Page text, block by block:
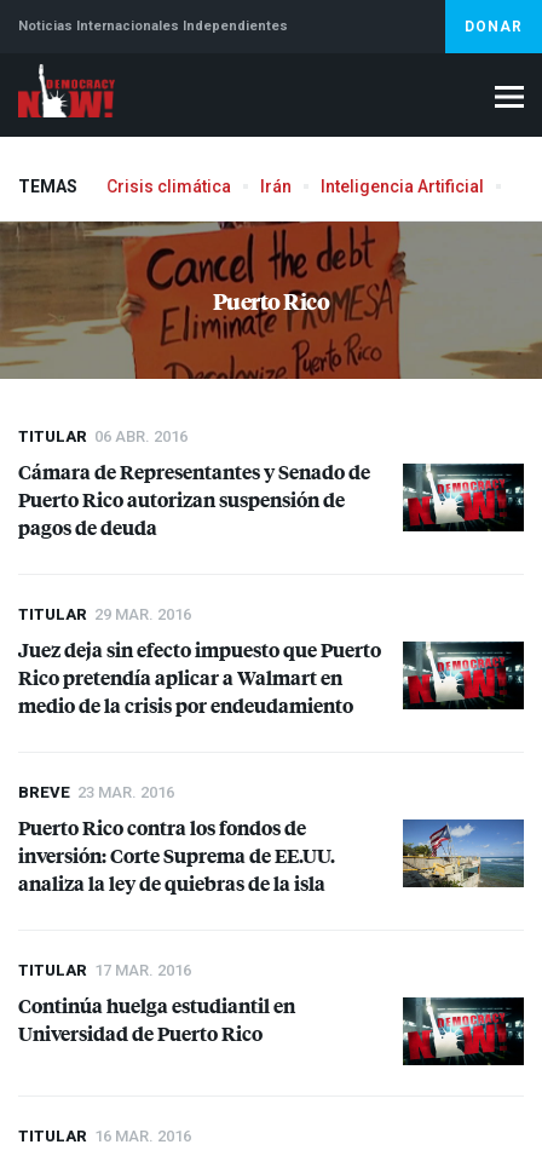
Noticias Internacionales Independientes DONAR
TEMAS Crisis climática Irán Inteligencia Artificial
Puerto Rico
TITULAR 06 ABR. 2016
Cámara de Representantes y Senado de
Puerto Rico autorizan suspensión de
pagos de deuda
TITULAR 29 MAR. 2016
Juez deja sin efecto impuesto que Puerto
Rico pretendía aplicar a Walmart en
medio de la crisis por endeudamiento
BREVE 23 MAR. 2016
Puerto Rico contra los fondos de
inversión: Corte Suprema de EE.UU.
analiza la ley de quiebras de la isla
TITULAR 17 MAR. 2016
Continúa huelga estudiantil en
Universidad de Puerto Rico
TITULAR 16 MAR. 2016